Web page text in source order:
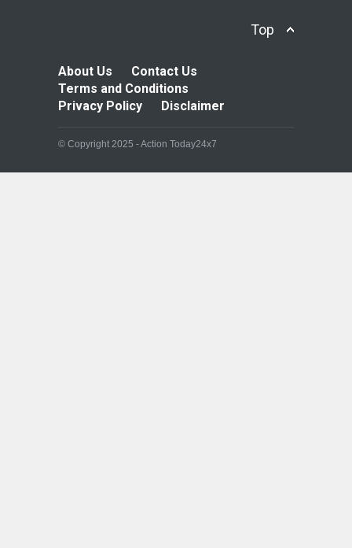
Top
About Us
Contact Us
Terms and Conditions
Privacy Policy
Disclaimer
© Copyright 2025 - Action Today24x7